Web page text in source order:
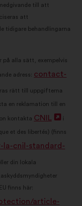
till att
att
tidigare behandlingarna
på alla sätt, exempelvis
adress: contact-
rätt till uppgifterna
en reklamation till en
kontakta CNIL
i
en
i
et des libertés) (finns
cnil-standard-
din lokala
finns här:
article-